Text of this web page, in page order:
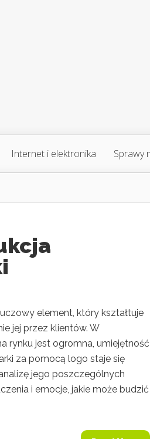
Internet i elektronika Sprawy
element, który kształtuje
jej przez klientów. W
rynku jest ogromna, umiejętność
za pomocą logo staje się
jego poszczególnych
i emocje, jakie może budzić